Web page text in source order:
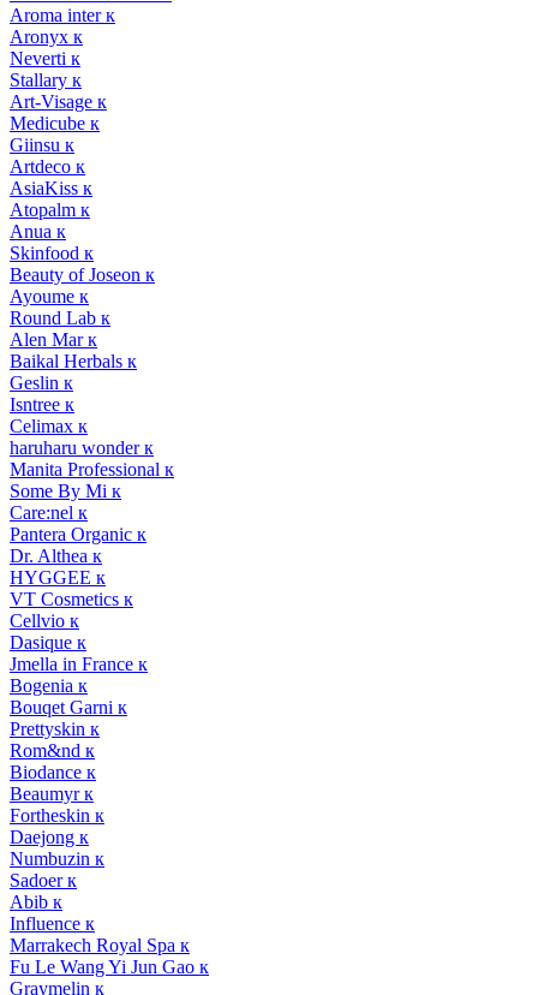
Aroma inter к
Aronyx к
Neverti к
Stallary к
Art-Visage к
Medicube к
Giinsu к
Artdeco к
AsiaKiss к
Atopalm к
Anua к
Skinfood к
Beauty of Joseon к
Ayoume к
Round Lab к
Alen Mar к
Baikal Herbals к
Geslin к
Isntree к
Celimax к
haruharu wonder к
Manita Professional к
Some By Mi к
Care:nel к
Pantera Organic к
Dr. Althea к
HYGGEE к
VT Cosmetics к
Cellvio к
Dasique к
Jmella in France к
Bogenia к
Bouqet Garni к
Prettyskin к
Rom&nd к
Biodance к
Beaumyr к
Fortheskin к
Daejong к
Numbuzin к
Sadoer к
Abib к
Influence к
Marrakech Royal Spa к
Fu Le Wang Yi Jun Gao к
Graymelin к